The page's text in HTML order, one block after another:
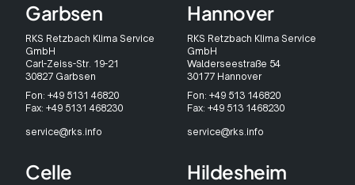
Garbsen
RKS Retzbach Klima Service
GmbH
Carl-Zeiss-Str. 19-21
30827 Garbsen
Fon: +49 5131 46820
Fax: +49 5131 468230
service@rks.info
Hannover
RKS Retzbach Klima Service
GmbH
Walderseestraße 54
30177 Hannover
Fon: +49 513 146820
Fax: +49 513 1468230
service@rks.info
Celle Hildesheim